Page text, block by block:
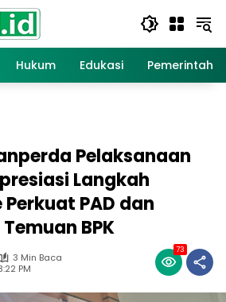
Hukum Edukasi
Pelaksanaan
Langkah
Perkuat PAD dan
BPK
3 Min Baca
PM
73